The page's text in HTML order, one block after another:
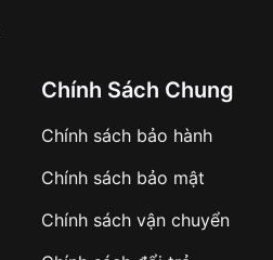
toán khi nhận hàng hoặc
Chính Sách Chung
Chính sách bảo hành
Chính sách bảo mật
Chính sách vận chuyển